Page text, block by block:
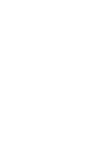
所有